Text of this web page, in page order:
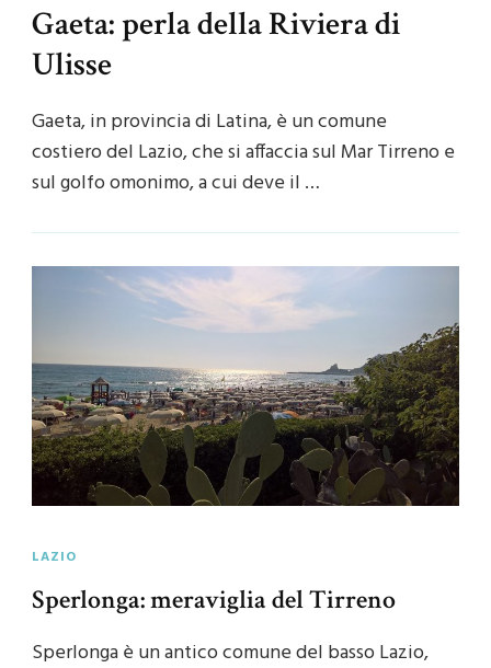
Gaeta: perla della Riviera di
Ulisse
Gaeta, in provincia di Latina, è un comune
costiero del Lazio, che si affaccia sul Mar Tirreno e
sul golfo omonimo, a cui deve il …
LAZIO
Sperlonga: meraviglia del Tirreno
Sperlonga è un antico comune del basso Lazio,